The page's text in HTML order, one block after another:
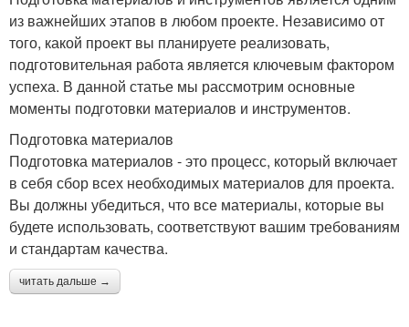
из важнейших этапов в любом проекте. Независимо от
того, какой проект вы планируете реализовать,
подготовительная работа является ключевым фактором
успеха. В данной статье мы рассмотрим основные
моменты подготовки материалов и инструментов.
Подготовка материалов
Подготовка материалов - это процесс, который включает
в себя сбор всех необходимых материалов для проекта.
Вы должны убедиться, что все материалы, которые вы
будете использовать, соответствуют вашим требованиям
и стандартам качества.
читать дальше →